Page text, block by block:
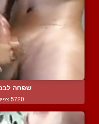
שפחה
5720 צפיות